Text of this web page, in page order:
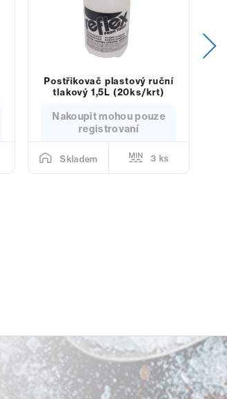
Postřikovač plastový ruční
tlakový 1,5L (20ks/krt)
Nakoupit mohou pouze
registrovaní
Skladem 3 ks